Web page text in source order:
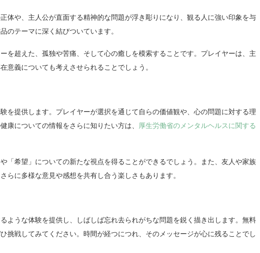
体や、主人公が直面する精神的な問題が浮き彫りになり、観る人に強い印象を与
のテーマに深く結びついています。
を超えた、孤独や苦痛、そして心の癒しを模索することです。プレイヤーは、主
意義についても考えさせられることでしょう。
を提供します。プレイヤーが選択を通じて自らの価値観や、心の問題に対する理
康についての情報をさらに知りたい方は、 厚生労働省のメンタルヘルスに関する
「希望」についての新たな視点を得ることができるでしょう。また、友人や家族
らに多様な意見や感想を共有し合う楽しさもあります。
ような体験を提供し、しばしば忘れ去られがちな問題を鋭く描き出します。無料
挑戦してみてください。時間が経つにつれ、そのメッセージが心に残ることでし